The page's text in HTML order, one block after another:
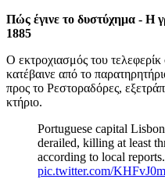
Πώς έγινε το δυστύχημα - Η
1885
Ο εκτροχιασμός του
κατέβαινε από το
προς το Ρεστοραδόρες,
κτήριο.
Portuguese capital
derailed, killing at least
according to local reports.
pic.twitter.com/